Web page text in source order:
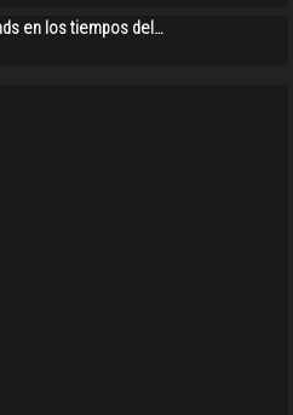
en los tiempos del…